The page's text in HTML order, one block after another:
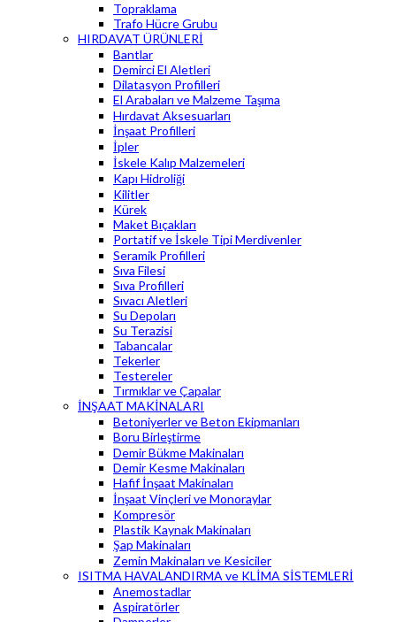
Topraklama
Trafo Hücre Grubu
HIRDAVAT ÜRÜNLERİ
Bantlar
Demirci El Aletleri
Dilatasyon Profilleri
El Arabaları ve Malzeme Taşıma
Hırdavat Aksesuarları
İnşaat Profilleri
İpler
İskele Kalıp Malzemeleri
Kapı Hidroliği
Kilitler
Kürek
Maket Bıçakları
Portatif ve İskele Tipi Merdivenler
Seramik Profilleri
Sıva Filesi
Sıva Profilleri
Sıvacı Aletleri
Su Depoları
Su Terazisi
Tabancalar
Tekerler
Testereler
Tırmıklar ve Çapalar
İNŞAAT MAKİNALARI
Betoniyerler ve Beton Ekipmanları
Boru Birleştirme
Demir Bükme Makinaları
Demir Kesme Makinaları
Hafif İnşaat Makinaları
İnşaat Vinçleri ve Monoraylar
Kompresör
Plastik Kaynak Makinaları
Şap Makinaları
Zemin Makinaları ve Kesiciler
ISITMA HAVALANDIRMA ve KLİMA SİSTEMLERİ
Anemostadlar
Aspiratörler